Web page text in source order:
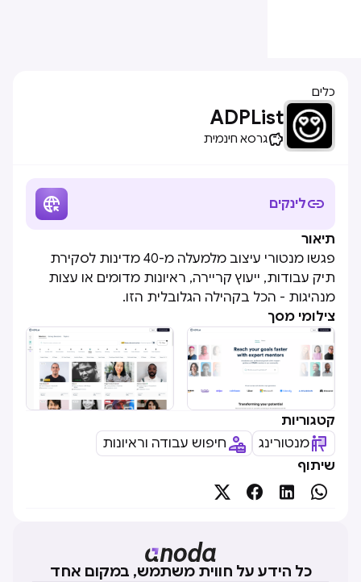
כלים
ADPList
גרסא חינמית
לינקים 
תיאור
פגשו מנטורי עיצוב מלמעלה מ-40 מדינות לסקירת
תיק עבודות, ייעוץ קריירה, ראיונות מדומים או עצות
מנהיגות - הכל בקהילה הגלובלית הזו.
צילומי מסך
קטגוריות
מנטורינג
חיפוש עבודה וראיונות
שיתוף




כל הידע על חווית משתמש, במקום אחד